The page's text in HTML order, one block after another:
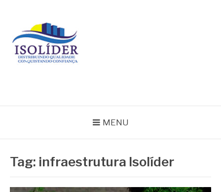
conteúdo
MENU
Tag: infraestrutura Isolíder